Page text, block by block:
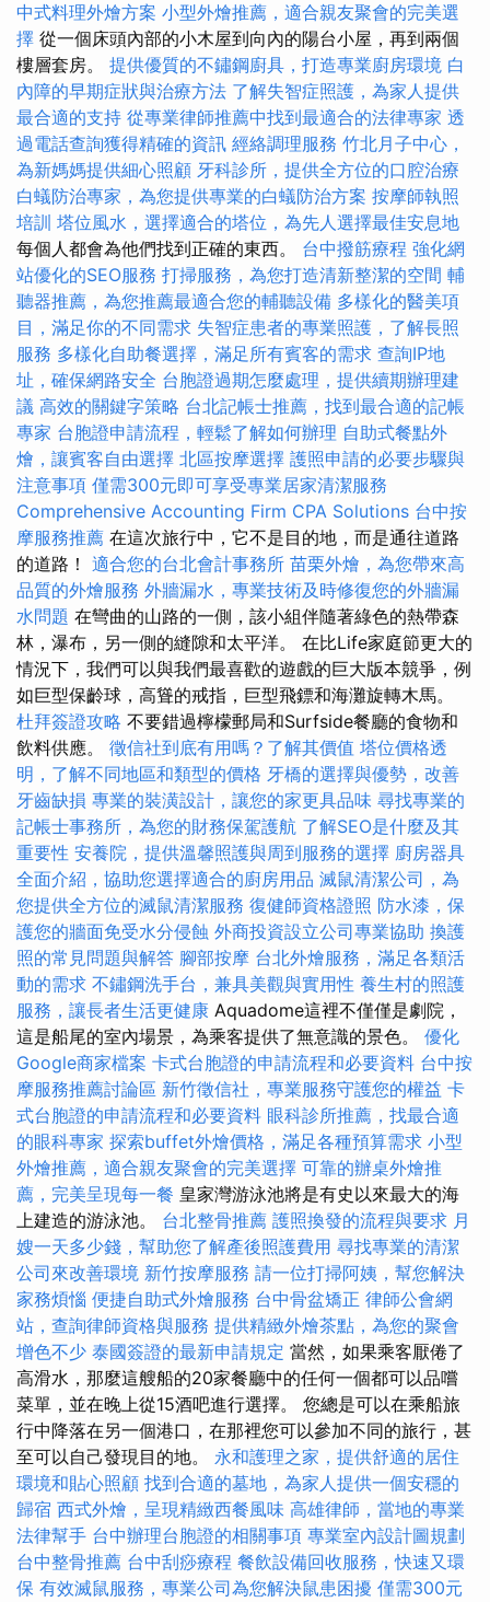
中式料理外燴方案 小型外燴推薦，適合親友聚會的完美選
擇 從一個床頭內部的小木屋到向內的陽台小屋，再到兩個
樓層套房。 提供優質的不鏽鋼廚具，打造專業廚房環境 白
內障的早期症狀與治療方法 了解失智症照護，為家人提供
最合適的支持 從專業律師推薦中找到最適合的法律專家 透
過電話查詢獲得精確的資訊 經絡調理服務 竹北月子中心，
為新媽媽提供細心照顧 牙科診所，提供全方位的口腔治療
白蟻防治專家，為您提供專業的白蟻防治方案 按摩師執照
培訓 塔位風水，選擇適合的塔位，為先人選擇最佳安息地
每個人都會為他們找到正確的東西。 台中撥筋療程 強化網
站優化的SEO服務 打掃服務，為您打造清新整潔的空間 輔
聽器推薦，為您推薦最適合您的輔聽設備 多樣化的醫美項
目，滿足你的不同需求 失智症患者的專業照護，了解長照
服務 多樣化自助餐選擇，滿足所有賓客的需求 查詢IP地
址，確保網路安全 台胞證過期怎麼處理，提供續期辦理建
議 高效的關鍵字策略 台北記帳士推薦，找到最合適的記帳
專家 台胞證申請流程，輕鬆了解如何辦理 自助式餐點外
燴，讓賓客自由選擇 北區按摩選擇 護照申請的必要步驟與
注意事項 僅需300元即可享受專業居家清潔服務
Comprehensive Accounting Firm CPA Solutions 台中按
摩服務推薦 在這次旅行中，它不是目的地，而是通往道路
的道路！ 適合您的台北會計事務所 苗栗外燴，為您帶來高
品質的外燴服務 外牆漏水，專業技術及時修復您的外牆漏
水問題 在彎曲的山路的一側，該小組伴隨著綠色的熱帶森
林，瀑布，另一側的縫隙和太平洋。 在比Life家庭節更大的
情況下，我們可以與我們最喜歡的遊戲的巨大版本競爭，例
如巨型保齡球，高聳的戒指，巨型飛鏢和海灘旋轉木馬。
杜拜簽證攻略 不要錯過檸檬郵局和Surfside餐廳的食物和
飲料供應。 徵信社到底有用嗎？了解其價值 塔位價格透
明，了解不同地區和類型的價格 牙橋的選擇與優勢，改善
牙齒缺損 專業的裝潢設計，讓您的家更具品味 尋找專業的
記帳士事務所，為您的財務保駕護航 了解SEO是什麼及其
重要性 安養院，提供溫馨照護與周到服務的選擇 廚房器具
全面介紹，協助您選擇適合的廚房用品 滅鼠清潔公司，為
您提供全方位的滅鼠清潔服務 復健師資格證照 防水漆，保
護您的牆面免受水分侵蝕 外商投資設立公司專業協助 換護
照的常見問題與解答 腳部按摩 台北外燴服務，滿足各類活
動的需求 不鏽鋼洗手台，兼具美觀與實用性 養生村的照護
服務，讓長者生活更健康 Aquadome這裡不僅僅是劇院，
這是船尾的室內場景，為乘客提供了無意識的景色。 優化
Google商家檔案 卡式台胞證的申請流程和必要資料 台中按
摩服務推薦討論區 新竹徵信社，專業服務守護您的權益 卡
式台胞證的申請流程和必要資料 眼科診所推薦，找最合適
的眼科專家 探索buffet外燴價格，滿足各種預算需求 小型
外燴推薦，適合親友聚會的完美選擇 可靠的辦桌外燴推
薦，完美呈現每一餐 皇家灣游泳池將是有史以來最大的海
上建造的游泳池。 台北整骨推薦 護照換發的流程與要求 月
嫂一天多少錢，幫助您了解產後照護費用 尋找專業的清潔
公司來改善環境 新竹按摩服務 請一位打掃阿姨，幫您解決
家務煩惱 便捷自助式外燴服務 台中骨盆矯正 律師公會網
站，查詢律師資格與服務 提供精緻外燴茶點，為您的聚會
增色不少 泰國簽證的最新申請規定 當然，如果乘客厭倦了
高滑水，那麼這艘船的20家餐廳中的任何一個都可以品嚐
菜單，並在晚上從15酒吧進行選擇。 您總是可以在乘船旅
行中降落在另一個港口，在那裡您可以參加不同的旅行，甚
至可以自己發現目的地。 永和護理之家，提供舒適的居住
環境和貼心照顧 找到合適的墓地，為家人提供一個安穩的
歸宿 西式外燴，呈現精緻西餐風味 高雄律師，當地的專業
法律幫手 台中辦理台胞證的相關事項 專業室內設計圖規劃
台中整骨推薦 台中刮痧療程 餐飲設備回收服務，快速又環
保 有效滅鼠服務，專業公司為您解決鼠患困擾 僅需300元